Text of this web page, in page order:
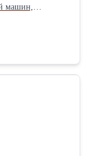
машин,
1/500